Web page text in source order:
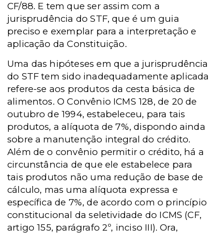
CF/88. E tem que ser assim com a
jurisprudência do STF, que é um guia
preciso e exemplar para a interpretação e
aplicação da Constituição.
Uma das hipóteses em que a jurisprudência
do STF tem sido inadequadamente aplicada
refere-se aos produtos da cesta básica de
alimentos. O Convênio ICMS 128, de 20 de
outubro de 1994, estabeleceu, para tais
produtos, a alíquota de 7%, dispondo ainda
sobre a manutenção integral do crédito.
Além de o convênio permitir o crédito, há a
circunstância de que ele estabelece para
tais produtos não uma redução de base de
cálculo, mas uma alíquota expressa e
específica de 7%, de acordo com o princípio
constitucional da seletividade do ICMS (CF,
artigo 155, parágrafo 2º, inciso III). Ora,